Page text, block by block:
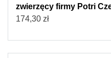
zwierzęcy firmy Potri
174,30 zł